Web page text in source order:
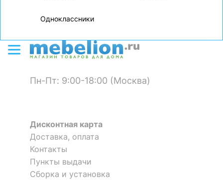
Одноклассники
Пн-Пт: 9:00-18:00 (Москва)
Дисконтная карта
Доставка, оплата
Контакты
Пункты выдачи
Сборка и установка